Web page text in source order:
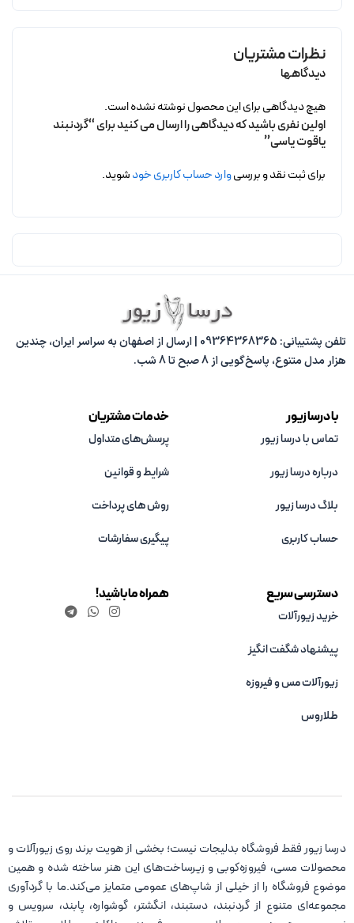
نظرات مشتریان
دیدگاهها
هیچ دیدگاهی برای این محصول نوشته نشده است.
اولین نفری باشید که دیدگاهی را ارسال می کنید برای “گردنبند
یاقوت یاسی”
برای ثبت نقد و بررسیوارد حساب کاربری خودشوید.
تلفن پشتیبانی: 09364368365 | ارسال از اصفهان به سراسر ایران، چندین
هزار مدل متنوع، پاسخ‌گویی از 8 صبح تا 8 شب.
با درسا زیور
تماس با درسا زیور
درباره درسا زیور
بلاگ درسا زیور
حساب کاربری
خدمات مشتریان
پرسش‌های متداول
شرایط و قوانین
روش های پرداخت
پیگیری سفارشات
دسترسی سریع
خرید زیورآلات
پیشنهاد شگفت انگیز
زیورآلات مس و فیروزه‌
طلاروس
همراه ما باشید!
درسا زیور فقط فروشگاه بدلیجات نیست؛ بخشی از هویت برند روی زیورآلات و
محصولات مسی، فیروزه‌کوبی و زیرساخت‌های این هنر ساخته شده و همین
موضوع فروشگاه را از خیلی از شاپ‌های عمومی متمایز می‌کند.ما با گردآوری
مجموعه‌ای متنوع از گردنبند، دستبند، انگشتر، گوشواره، پابند، سرویس و